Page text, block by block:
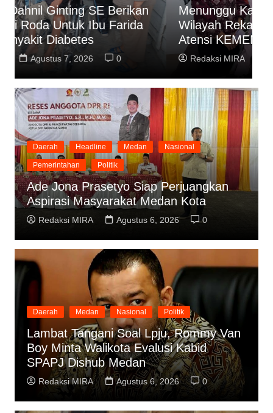
Menunggu Kamar, Rama Sekertaris
Wilayah Rekan Indonesia Sumut Minta
Atensi KEMENKES terhadap kasus ini !
Redaksi MIRA Agustus 7, 2026 0
Daerah Headline Medan Nasional
Pemerintahan Politik
Ade Jona Prasetyo Siap Perjuangkan
Aspirasi Masyarakat Medan Kota
Redaksi MIRA Agustus 6, 2026 0
Daerah Medan Nasional Politik
Lambat Tangani Soal Lpju, Rommy Van
Boy Minta Walikota Evalusi Kabid
SPAPJ Dishub Medan
Redaksi MIRA Agustus 6, 2026 0